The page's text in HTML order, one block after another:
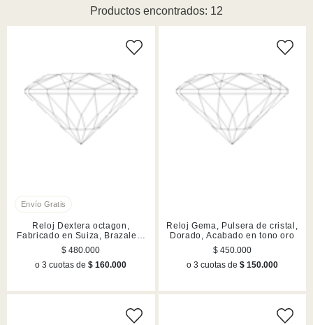
Productos encontrados: 12
Reloj Dextera octagon,
Fabricado en Suiza, Brazalete
de metal, Dorado, Acabado en
tono oro rosa
$ 480.000
o 3 cuotas de$ 160.000
Reloj Gema, Pulsera de cristal,
Dorado, Acabado en tono oro
$ 450.000
o 3 cuotas de $ 150.000